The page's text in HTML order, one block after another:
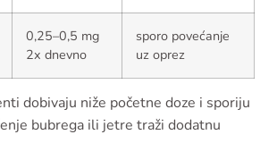
0,25–0,5 mg
2x dnevno
sporo povećanje
uz oprez
dobivaju niže početne doze i sporiju
bubrega ili jetre traži dodatnu